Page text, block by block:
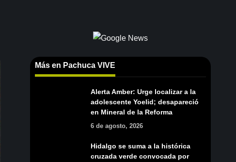
Más en Pachuca VIVE
Alerta Amber: Urge localizar a la
adolescente Yoelid; desapareció
en Mineral de la Reforma
6 de agosto, 2026
Hidalgo se suma a la histórica
cruzada verde convocada por